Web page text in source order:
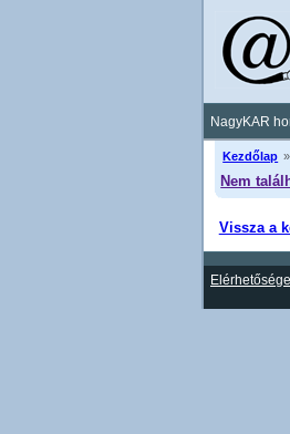
NagyKAR
Kezdőlap »
Nem
Vissza a